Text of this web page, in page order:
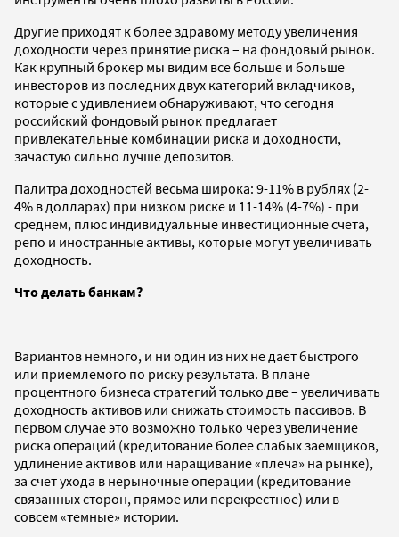
Другие приходят к более здравому методу увеличения
доходности через принятие риска – на фондовый рынок.
Как крупный брокер мы видим все больше и больше
инвесторов из последних двух категорий вкладчиков,
которые с удивлением обнаруживают, что сегодня
российский фондовый рынок предлагает
привлекательные комбинации риска и доходности,
зачастую сильно лучше депозитов.
Палитра доходностей весьма широка: 9-11% в рублях (2-
4% в долларах) при низком риске и 11-14% (4-7%) - при
среднем, плюс индивидуальные инвестиционные счета,
репо и иностранные активы, которые могут увеличивать
доходность.
Что делать банкам?
Вариантов немного, и ни один из них не дает быстрого
или приемлемого по риску результата. В плане
процентного бизнеса стратегий только две – увеличивать
доходность активов или снижать стоимость пассивов. В
первом случае это возможно только через увеличение
риска операций (кредитование более слабых заемщиков,
удлинение активов или наращивание «плеча» на рынке),
за счет ухода в нерыночные операции (кредитование
связанных сторон, прямое или перекрестное) или в
совсем «темные» истории.